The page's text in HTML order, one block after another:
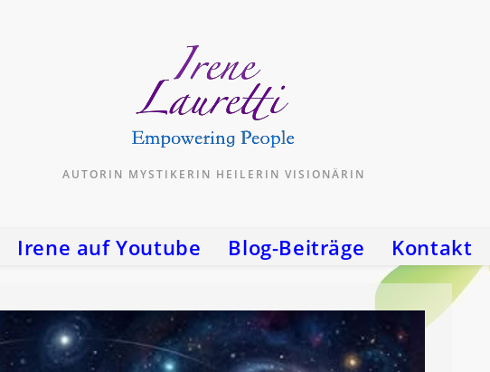
AUTORIN MYSTIKERIN HEILERIN VISIONÄRIN
Irene auf Youtube Blog-Beiträge Kontakt